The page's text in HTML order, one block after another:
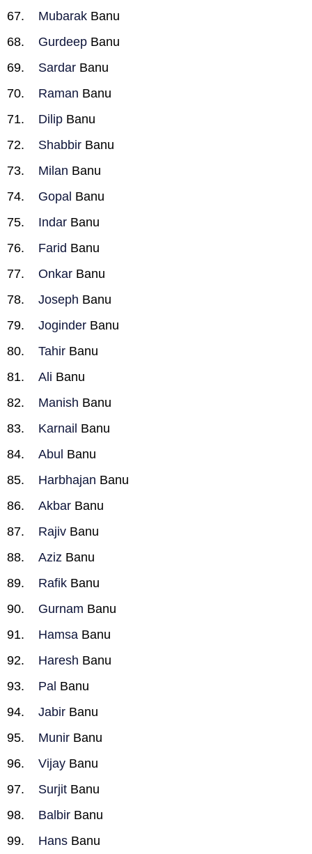
Mubarak Banu
Gurdeep Banu
Sardar Banu
Raman Banu
Dilip Banu
Shabbir Banu
Milan Banu
Gopal Banu
Indar Banu
Farid Banu
Onkar Banu
Joseph Banu
Joginder Banu
Tahir Banu
Ali Banu
Manish Banu
Karnail Banu
Abul Banu
Harbhajan Banu
Akbar Banu
Rajiv Banu
Aziz Banu
Rafik Banu
Gurnam Banu
Hamsa Banu
Haresh Banu
Pal Banu
Jabir Banu
Munir Banu
Vijay Banu
Surjit Banu
Balbir Banu
Hans Banu